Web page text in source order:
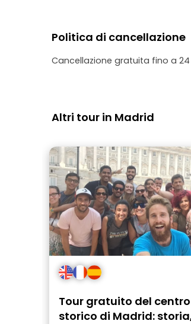
Politica di cancellazione
Cancellazione gratuita fino a
Altri tour in Madrid
Tour gratuito del centro
storico di Madrid: